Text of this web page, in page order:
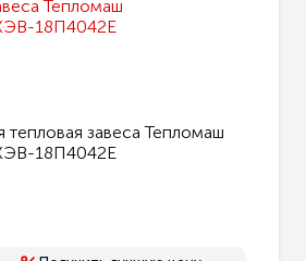
тепловая завеса Тепломаш
18П4042Е